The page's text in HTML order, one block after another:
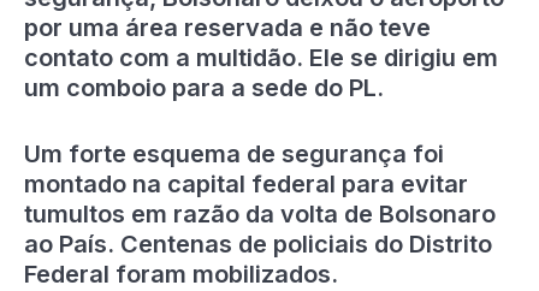
por uma área reservada e não teve
contato com a multidão. Ele se dirigiu em
um comboio para a sede do PL.
Um forte esquema de segurança foi
montado na capital federal para evitar
tumultos em razão da volta de Bolsonaro
ao País. Centenas de policiais do Distrito
Federal foram mobilizados.